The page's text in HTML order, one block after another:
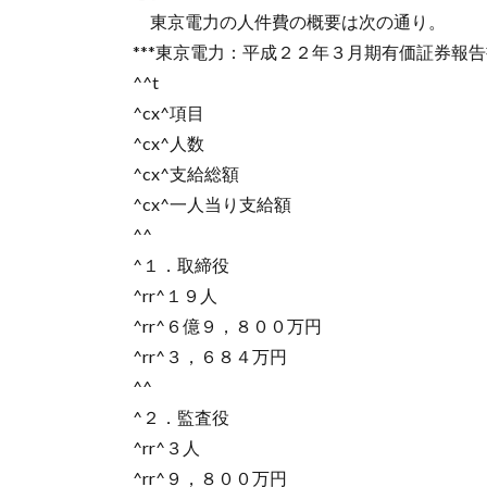
東京電力の人件費の概要は次の通り。
***東京電力：平成２２年３月期有価証券報
^^t
^cx^項目
^cx^人数
^cx^支給総額
^cx^一人当り支給額
^^
^１．取締役
^rr^１９人
^rr^６億９，８００万円
^rr^３，６８４万円
^^
^２．監査役
^rr^３人
^rr^９，８００万円